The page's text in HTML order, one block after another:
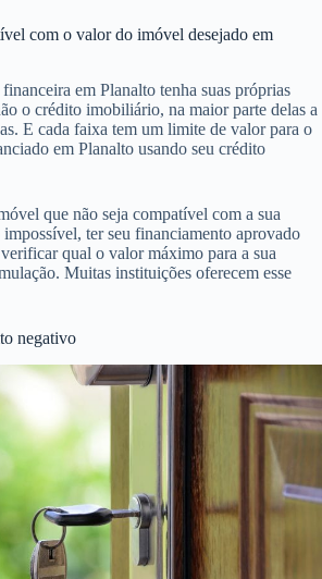
com o valor do imóvel desejado em
em Planalto tenha suas próprias
o crédito imobiliário, na maior parte delas a
E cada faixa tem um limite de valor para o
em Planalto usando seu crédito
que não seja compatível com a sua
ter seu financiamento aprovado
qual o valor máximo para a sua
Muitas instituições oferecem esse
negativo